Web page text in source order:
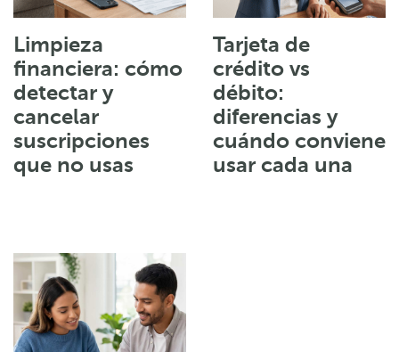
Limpieza
financiera: cómo
detectar y
cancelar
suscripciones
que no usas
Tarjeta de
crédito vs
débito:
diferencias y
cuándo conviene
usar cada una